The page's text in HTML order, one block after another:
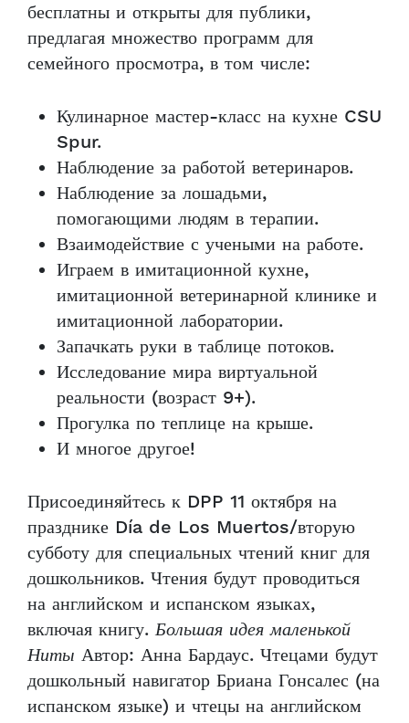
бесплатны и открыты для публики,
предлагая множество программ для
семейного просмотра, в том числе:
Кулинарное мастер-класс на кухне CSU
Spur.
Наблюдение за работой ветеринаров.
Наблюдение за лошадьми,
помогающими людям в терапии.
Взаимодействие с учеными на работе.
Играем в имитационной кухне,
имитационной ветеринарной клинике и
имитационной лаборатории.
Запачкать руки в таблице потоков.
Исследование мира виртуальной
реальности (возраст 9+).
Прогулка по теплице на крыше.
И многое другое!
Присоединяйтесь к DPP 11 октября на
празднике Día de Los Muertos/вторую
субботу для специальных чтений книг для
дошкольников. Чтения будут проводиться
на английском и испанском языках,
включая книгу. Большая идея маленькой
Ниты Автор: Анна Бардаус. Чтецами будут
дошкольный навигатор Бриана Гонсалес (на
испанском языке) и чтецы на английском